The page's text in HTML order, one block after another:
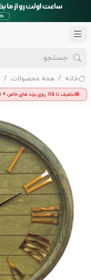
خانه همه محصولات
تخفیف تا 15٪ روی برند های خاص + ارسال سریع تا 3 روز